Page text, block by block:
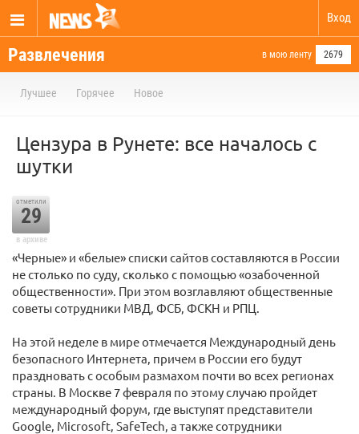
Вход
Развлечения в мою ленту 2679
Лучшее Горячее Новое
Цензура в Рунете: все началось с
шутки
отметили
29
в архиве
«Черные» и «белые» списки сайтов составляются в России
не столько по суду, сколько с помощью «озабоченной
общественности». При этом возглавляют общественные
советы сотрудники МВД, ФСБ, ФСКН и РПЦ.
На этой неделе в мире отмечается Международный день
безопасного Интернета, причем в России его будут
праздновать с особым размахом почти во всех регионах
страны. В Москве 7 февраля по этому случаю пройдет
международный форум, где выступят представители
Google, Microsoft, SafeTech, а также сотрудники